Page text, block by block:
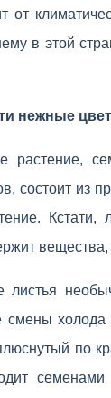
от
в этой
нежные
растение,
состоит из
листья
смены
по